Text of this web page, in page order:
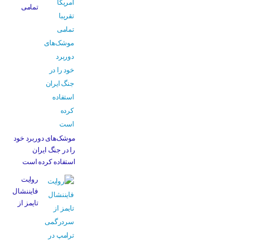
تمامی
موشک‌های دوربرد خود
را در جنگ ایران
استفاده کرده است
روایت
فایننشال
تایمز از